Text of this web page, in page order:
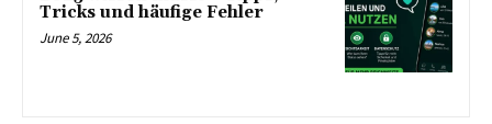
Tricks und häufige Fehler
June 5, 2026